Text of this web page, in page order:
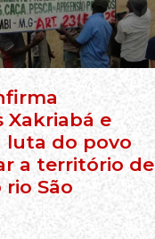
Xakriabá e
luta do povo
a território de
São